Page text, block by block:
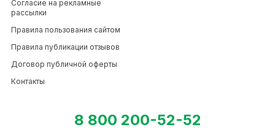
Согласие на рекламные
рассылки
Правила пользования сайтом
Правила публикации отзывов
Договор публичной оферты
Контакты
8 800 200-52-52